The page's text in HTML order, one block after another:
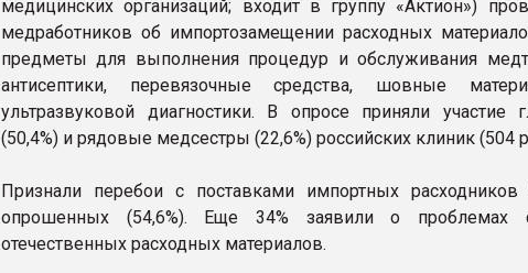
медицинских организаций; входит в группу «Актион»)
медработников об импортозамещении расходных
предметы для выполнения процедур и обслуживания
антисептики, перевязочные средства, шовные
ультразвуковой диагностики. В опросе приняли участие
(50,4%) и рядовые медсестры (22,6%) российских клиник (504
Признали перебои с поставками импортных
опрошенных (54,6%). Еще 34% заявили о проблемах
отечественных расходных материалов.